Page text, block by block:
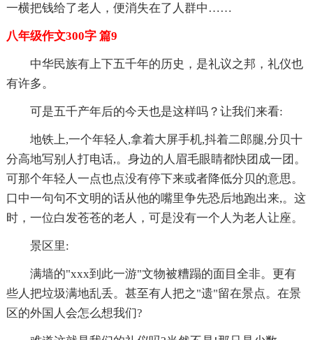
一横把钱给了老人，便消失在了人群中……
八年级作文300字 篇9
中华民族有上下五千年的历史，是礼议之邦，礼仪也
有许多。
可是五千产年后的今天也是这样吗？让我们来看:
地铁上,一个年轻人,拿着大屏手机,抖着二郎腿,分贝十
分高地写别人打电话,。身边的人眉毛眼睛都快团成一团。
可那个年轻人一点也点没有停下来或者降低分贝的意思。
口中一句句不文明的话从他的嘴里争先恐后地跑出来,。这
时，一位白发苍苍的老人，可是没有一个人为老人让座。
景区里:
满墙的"xxx到此一游"文物被糟蹋的面目全非。更有
些人把垃圾满地乱丢。甚至有人把之"遗"留在景点。在景
区的外国人会怎么想我们?